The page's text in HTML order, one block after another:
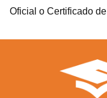
Oficial o Certificado